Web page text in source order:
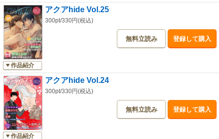
作品紹介
アクアhide Vol.25
300pt/330円(税込)
無料立読み 登録して購入
作品紹介
アクアhide Vol.24
300pt/330円(税込)
無料立読み 登録して購入